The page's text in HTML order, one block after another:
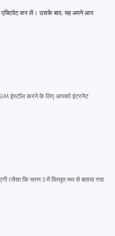
एक्टिवेट कर लें। उसके बाद, यह अपने आप
इंस्टॉल करने के लिए आपको इंटरनेट
(जैसा कि चरण 3 में विस्तृत रूप से बताया गया